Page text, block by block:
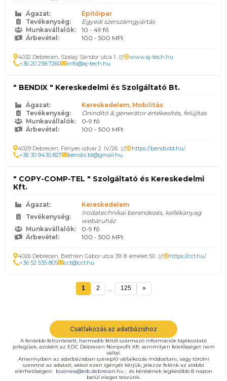
Ágazat:
Építőipar
Tevékenység:
Egyedi szerszámgyártás
Munkavállalók:
10 - 49 fő
Árbevétel:
100 - 500 MFt
4032 Debrecen, Szalay Sándor utca 1.
www.aj-tech.hu
+36 20 258 7260
info@aj-tech.hu
" BENDIX " Kereskedelmi és Szolgáltató Bt.
Ágazat:
Kereskedelem, Mobilitás
Tevékenység:
Önindító & generátor értékesítés, felújítás
Munkavállalók:
0-9 fő
Árbevétel:
100 - 500 MFt
4029 Debrecen, Fényes udvar 2. IV/26.
https://bendixbt.hu/
+36 30 9430 827
bendix.bt@gmail.hu
" COPY-COMP-TEL " Szolgáltató és Kereskedelmi
Kft.
Ágazat:
Kereskedelem
Tevékenység:
Irodatechnikai berendezés, kellékanyag
webáruház
Munkavállalók:
0-9 fő
Árbevétel:
100 - 500 MFt
4026 Debrecen, Bethlen Gábor utca 39. 8. emelet 50.
https://cct.hu/
+36 52 535 805
cct@cct.hu
1 2 ... 125 »
Csatlakozás az adatbázishoz
A fentebb feltüntetett, harmadik féltől származó információk tájékoztató
jellegűek, azokért az EDC Debrecen Nonprofit Kft. semmilyen felelősséget nem
vállal.
Amennyiben az adatbázisban szereplő vállalkozás módosítani, vagy törölni
szeretné az adatait, akkor ezen igényét kérjük, jelezze felénk az alábbi
elérhetőségen: business@edc.debrecen.hu ; és kérésének legkésőbb 8 napon
belül eleget teszünk.